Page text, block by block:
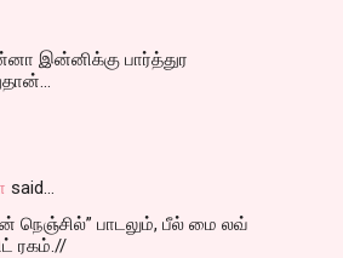
இன்னிக்கு பார்த்துர
said…
நெஞ்சில்” பாடலும், பீல் மை லவ்
ரகம்.//